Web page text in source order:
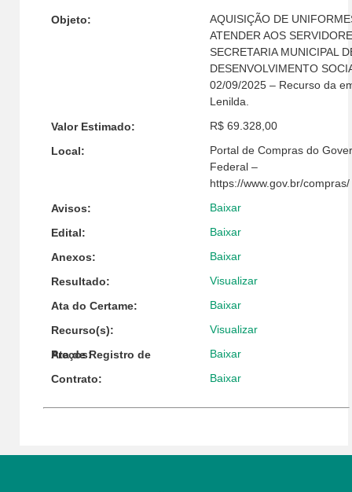
Objeto:
AQUISIÇÃO DE
ATENDER AOS
SECRETARIA MUNICIPAL
DESENVOLVIMENTO
02/09/2025 – Recurso da
Lenilda.
Valor Estimado: R$ 69.328,00
Local:
Portal de Compras do
Federal –
https://www.gov.br/compras/
Avisos: Baixar
Edital: Baixar
Anexos: Baixar
Resultado: Visualizar
Ata do Certame: Baixar
Recurso(s): Visualizar
Ata de Registro de Preços: Baixar
Contrato: Baixar